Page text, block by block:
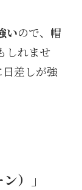
いので、帽
しれませ
差しが強
） 」